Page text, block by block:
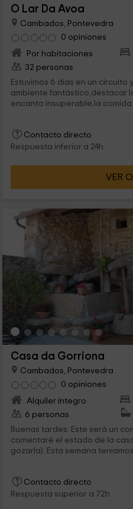
O Lar Da Avoa
Cambados, Pontevedra
0 opiniones
Por habitaciones
32 personas
Estuvimos 6 días en un circuito
ambiente fantástico,destacar
encanto insuperable,la
parte de todas y cada una de
allí,tito,teresa,sus hijos y
tal y como si estuviesemos en
olvidar jamas.
Contacto directo
Respuesta inferior a 24h
VER
Casa da Gorriona
Cambados, Pontevedra
0 opiniones
Alquiler íntegro
6 personas
Buenas tardes: Este será un
comentaré el estado de la
gozarla). Esta semana
debimos ingresar a mi padre
viaje que tanta ilusion nos
iba, Que después de charlar con la compañía aérea con la
Contacto directo
Respuesta superior a 72h